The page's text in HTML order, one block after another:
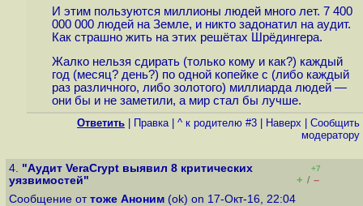
И этим пользуются миллионы людей много лет. 7 400
000 000 людей на Земле, и никто задонатил на аудит.
Как страшно жить на этих решётах Шрёдингера.
Жалко нельзя сдирать (только кому и как?) каждый
год (месяц? день?) по одной копейке с (либо каждый
раз различного, либо золотого) миллиарда людей —
они бы и не заметили, а мир стал бы лучше.
Ответить Правка| ^ к родителю #3 Наверх
Cообщить
модератору
4. "Аудит VeraCrypt выявил 8 критических
уязвимостей"
+7
+ / –
Сообщение от тоже Аноним (ok) on 17-Окт-16, 22:04